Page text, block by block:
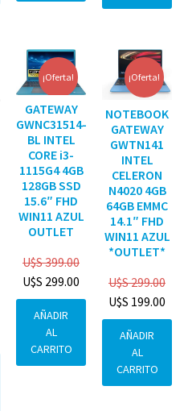
¡Oferta!
GATEWAY
GWNC31514-
BL INTEL
CORE i3-
1115G4 4GB
128GB SSD
15.6″ FHD
WIN11 AZUL
OUTLET
U$S399.00
U$S 299.00
AÑADIR
AL
CARRITO
¡Oferta!
NOTEBOOK
GATEWAY
GWTN141
INTEL
CELERON
N4020 4GB
64GB EMMC
14.1″ FHD
WIN11 AZUL
*OUTLET*
U$S299.00
U$S 199.00
AÑADIR
AL
CARRITO